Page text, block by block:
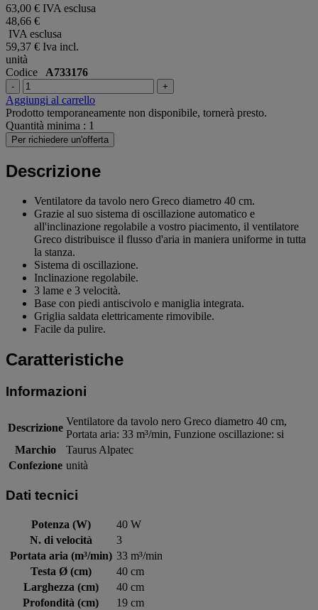
63,00 € IVA esclusa
48,66 €
IVA esclusa
59,37 € Iva incl.
unità
Codice A733176
- +
Aggiungi al carrello
Prodotto temporaneamente non disponibile, tornerà presto.
Quantità minima : 1
Per richiedere un'offerta
Descrizione
Ventilatore da tavolo nero Greco diametro 40 cm.
Grazie al suo sistema di oscillazione automatico e
all'inclinazione regolabile a vostro piacimento, il ventilatore
Greco distribuisce il flusso d'aria in maniera uniforme in tutta
la stanza.
Sistema di oscillazione.
Inclinazione regolabile.
3 lame e 3 velocità.
Base con piedi antiscivolo e maniglia integrata.
Griglia saldata elettricamente rimovibile.
Facile da pulire.
Caratteristiche
Informazioni
Descrizione
Ventilatore da tavolo nero Greco diametro 40 cm,
Portata aria: 33 m³/min, Funzione oscillazione: si
Marchio
Taurus Alpatec
Confezione unità
Dati tecnici
Potenza (W)
40 W
N. di velocità
3
Portata aria (m³/min) 33 m³/min
Testa Ø (cm)
40 cm
Larghezza (cm)
40 cm
Profondità (cm)
19 cm